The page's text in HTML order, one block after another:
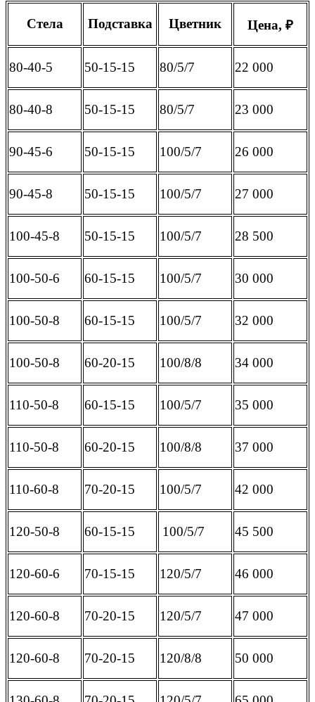
Стела Подставка Цветник Цена, ₽
80-40-5 50-15-15 80/5/7 22 000
80-40-8 50-15-15 80/5/7 23 000
90-45-6 50-15-15 100/5/7 26 000
90-45-8 50-15-15 100/5/7 27 000
100-45-8 50-15-15 100/5/7 28 500
100-50-6 60-15-15 100/5/7 30 000
100-50-8 60-15-15 100/5/7 32 000
100-50-8 60-20-15 100/8/8 34 000
110-50-8 60-15-15 100/5/7 35 000
110-50-8 60-20-15 100/8/8 37 000
110-60-8 70-20-15 100/5/7 42 000
120-50-8 60-15-15 100/5/7 45 500
120-60-6 70-15-15 120/5/7 46 000
120-60-8 70-20-15 120/5/7 47 000
120-60-8 70-20-15 120/8/8 50 000